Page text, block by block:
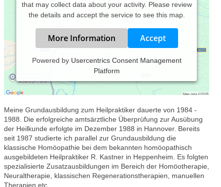
that may collect data about your activity. Please review
the details and accept the service to see this map.
More Information Accept
Powered by Usercentrics Consent Management
Platform
Unsere Naturheilpraxis besteht seit 1989, zunächst in Brilon, seit
2003 auch in Meschede-Freienohl und seit 2011 ausschließlich
in Meschede-Freienohl.
Meine Grundausbildung zum Heilpraktiker dauerte von 1984 -
1988. Die erfolgreiche amtsärztliche Überprüfung zur Ausübung
der Heilkunde erfolgte im Dezember 1988 in Hannover. Bereits
seit 1987 studierte ich parallel zur Grundausbildung die
klassische Homöopathie bei dem bekannten homöopathisch
ausgebildeten Heilpraktiker R. Kastner in Heppenheim. Es folgten
spezialisierte Zusatzausbildungen im Bereich der Homöotherapie,
Neuraltherapie, klassischen Regenerationstherapien, manuellen
Therapien etc.